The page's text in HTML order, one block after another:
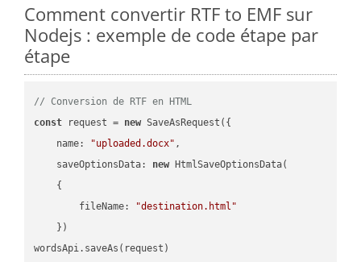
Comment convertir RTF to EMF sur
Nodejs : exemple de code étape par
étape
// Conversion de RTF en HTML
const request = new SaveAsRequest({
name: "uploaded.docx" ,
saveOptionsData: new HtmlSaveOptionsData(
    {
fileName:
"destination.html"
    })
wordsApi.saveAs(request)